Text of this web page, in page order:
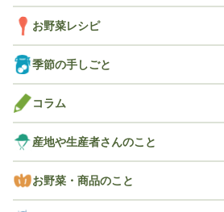
お野菜レシピ
季節の手しごと
コラム
産地や生産者さんのこと
お野菜・商品のこと